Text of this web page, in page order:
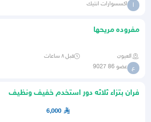
ا اكسسوارات انتيك
مفروده مريحها
العيون قبل ٨ ساعات
ع عضو 86 9027
فران بتزاء ثلاثه دور استخدم خفيف ونظيف
6,000